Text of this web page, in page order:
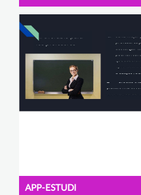
APP-ESTUDI